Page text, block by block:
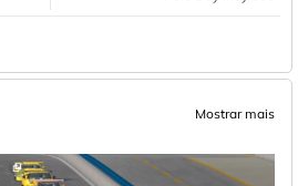
Mostrar mais